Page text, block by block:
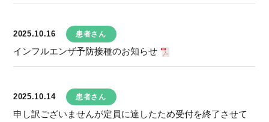
2025.10.16 患者さん
インフルエンザ予防接種のお知らせ
2025.10.14 患者さん
申し訳ございませんが定員に達したため受付を終了させて